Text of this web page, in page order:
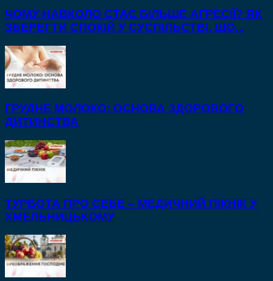
ЧОМУ НАВКОЛО СТАЄ БІЛЬШЕ АГРЕСІЇ? ЯК
ЗБЕРЕГТИ СПОКІЙ У СУСПІЛЬСТВІ, ЩО...
ГРУДНЕ МОЛОКО: ОСНОВА ЗДОРОВОГО
ДИТИНСТВА
ТУРБОТА ПРО СЕБЕ – МЕДИЧНИЙ ПІКНІК У
ХМЕЛЬНИЦЬКОМУ